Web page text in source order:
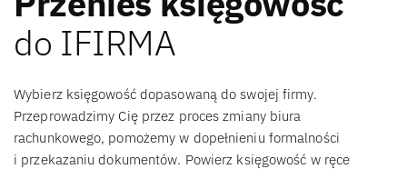
do IFIRMA
Wybierz księgowość dopasowaną do swojej firmy.
Przeprowadzimy Cię przez proces zmiany biura
rachunkowego, pomożemy w dopełnieniu formalności
i przekazaniu dokumentów. Powierz księgowość w ręce